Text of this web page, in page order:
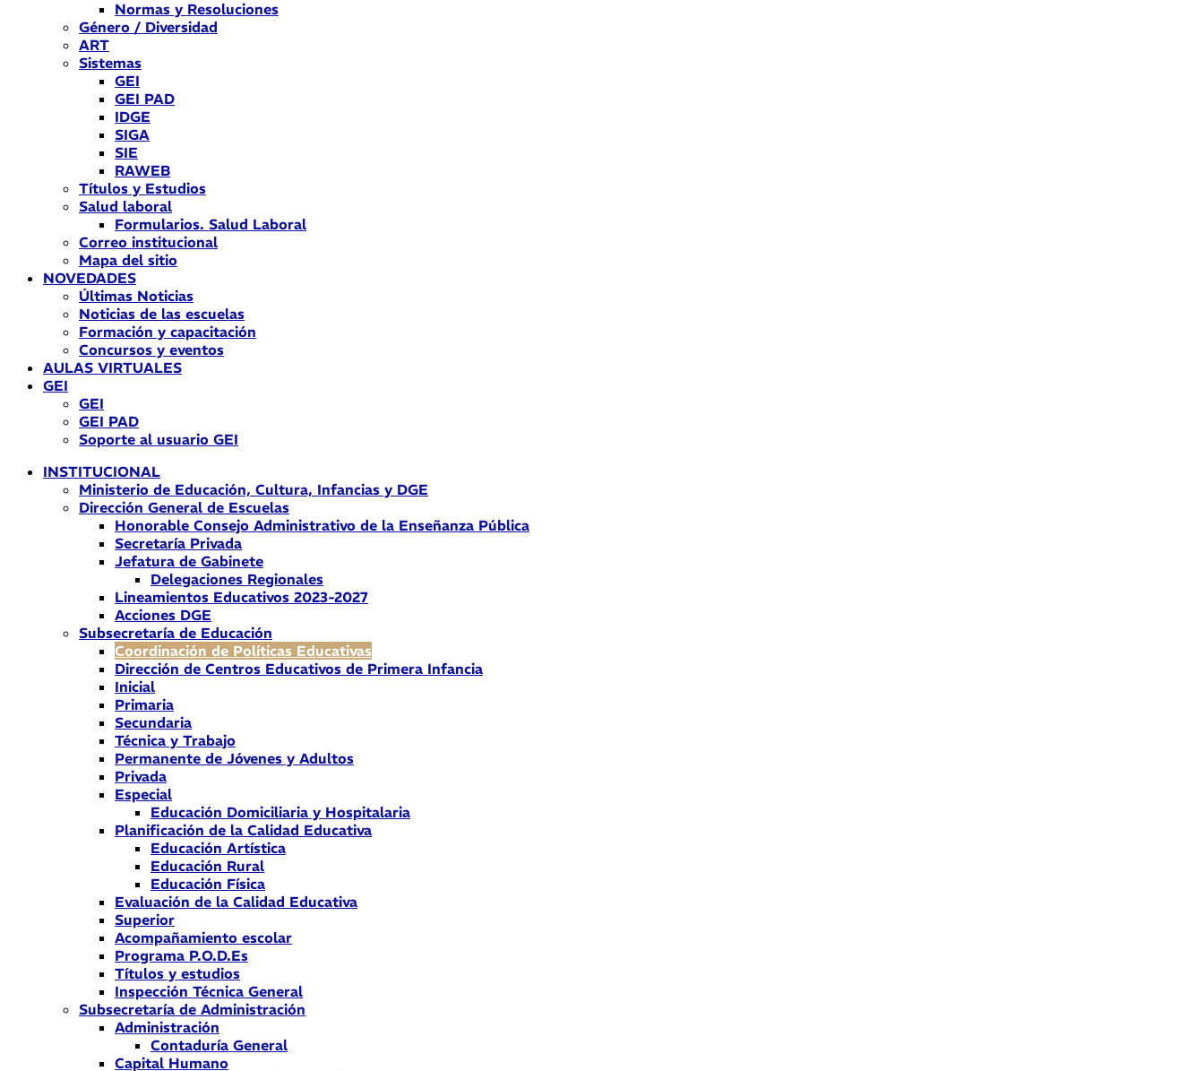
Normas y Resoluciones
Género / Diversidad
ART
Sistemas
GEI
GEI PAD
IDGE
SIGA
SIE
RAWEB
Títulos y Estudios
Salud laboral
Formularios. Salud Laboral
Correo institucional
Mapa del sitio
NOVEDADES
Últimas Noticias
Noticias de las escuelas
Formación y capacitación
Concursos y eventos
AULAS VIRTUALES
GEI
GEI
GEI PAD
Soporte al usuario GEI
INSTITUCIONAL
Ministerio de Educación, Cultura, Infancias y DGE
Dirección General de Escuelas
Honorable Consejo Administrativo de la Enseñanza Pública
Secretaría Privada
Jefatura de Gabinete
Delegaciones Regionales
Lineamientos Educativos 2023-2027
Acciones DGE
Subsecretaría de Educación
Coordinación de Políticas Educativas
Dirección de Centros Educativos de Primera Infancia
Inicial
Primaria
Secundaria
Técnica y Trabajo
Permanente de Jóvenes y Adultos
Privada
Especial
Educación Domiciliaria y Hospitalaria
Planificación de la Calidad Educativa
Educación Artística
Educación Rural
Educación Física
Evaluación de la Calidad Educativa
Superior
Acompañamiento escolar
Programa P.O.D.Es
Títulos y estudios
Inspección Técnica General
Subsecretaría de Administración
Administración
Contaduría General
Capital Humano